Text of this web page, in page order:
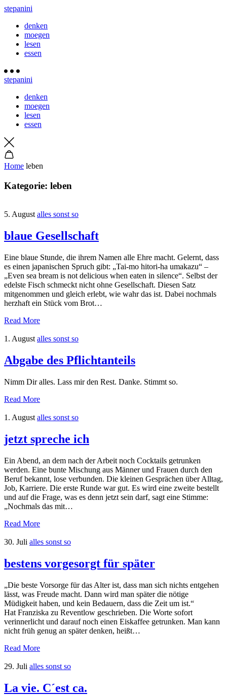
stepanini
denken
moegen
lesen
essen
stepanini
denken
moegen
lesen
essen
Home leben
Kategorie: leben
5. August alles sonst so
blaue Gesellschaft
Eine blaue Stunde, die ihrem Namen alle Ehre macht. Gelernt, dass
es einen japanischen Spruch gibt: „Tai-mo hitori-ha umakazu“ –
„Even sea bream is not delicious when eaten in silence“. Selbst der
edelste Fisch schmeckt nicht ohne Gesellschaft. Diesen Satz
mitgenommen und gleich erlebt, wie wahr das ist. Dabei nochmals
herzhaft ein Stück vom Brot…
Read More
1. August alles sonst so
Abgabe des Pflichtanteils
Nimm Dir alles. Lass mir den Rest. Danke. Stimmt so.
Read More
1. August alles sonst so
jetzt spreche ich
Ein Abend, an dem nach der Arbeit noch Cocktails getrunken
werden. Eine bunte Mischung aus Männer und Frauen durch den
Beruf bekannt, lose verbunden. Die kleinen Gesprächen über Alltag,
Job, Karriere. Die erste Runde war gut. Es wird eine zweite bestellt
und auf die Frage, was es denn jetzt sein darf, sagt eine Stimme:
„Nochmals das mit…
Read More
30. Juli alles sonst so
bestens vorgesorgt für später
„Die beste Vorsorge für das Alter ist, dass man sich nichts entgehen
lässt, was Freude macht. Dann wird man später die nötige
Müdigkeit haben, und kein Bedauern, dass die Zeit um ist.“
Hat Franziska zu Reventlow geschrieben. Die Worte sofort
verinnerlicht und darauf noch einen Eiskaffee getrunken. Man kann
nicht früh genug an später denken, heißt…
Read More
29. Juli alles sonst so
La vie. C´est ca.